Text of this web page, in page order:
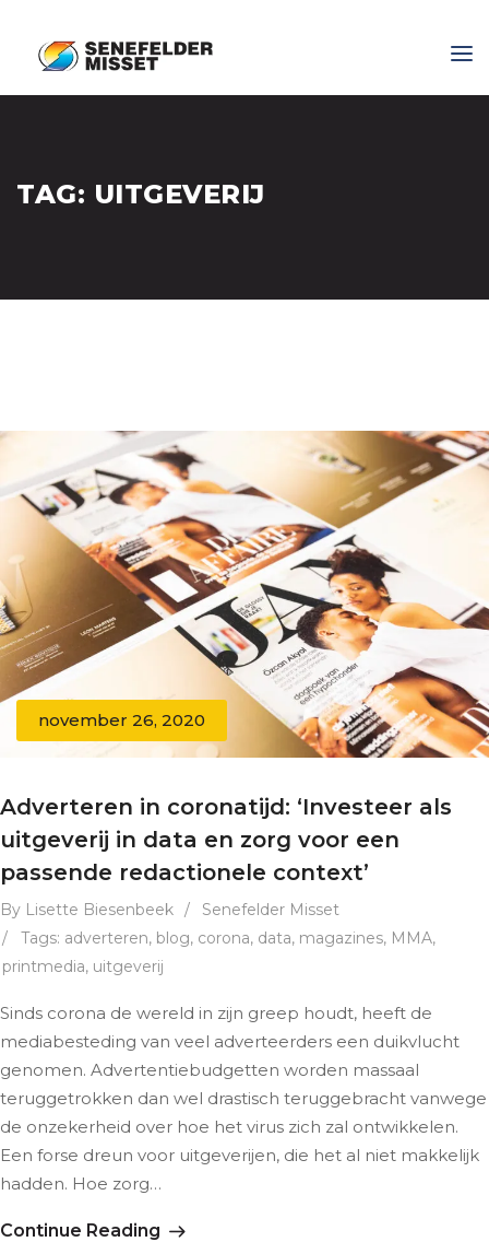
TAG: UITGEVERIJ
november 26, 2020
Adverteren in coronatijd: ‘Investeer als
uitgeverij in data en zorg voor een
passende redactionele context’
By Lisette Biesenbeek /
Senefelder Misset
/
Tags: adverteren, blog, corona, data, magazines, MMA,
printmedia, uitgeverij
Sinds corona de wereld in zijn greep houdt, heeft de
mediabesteding van veel adverteerders een duikvlucht
genomen. Advertentiebudgetten worden massaal
teruggetrokken dan wel drastisch teruggebracht vanwege
de onzekerheid over hoe het virus zich zal ontwikkelen.
Een forse dreun voor uitgeverijen, die het al niet makkelijk
hadden. Hoe zorg…
Continue Reading